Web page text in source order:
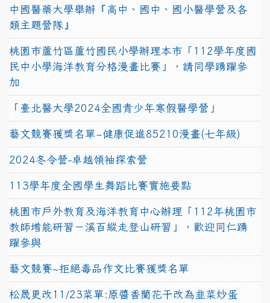
中國醫藥大學舉辦『高中、國中、國小醫學營及各
類主題營隊』
桃園市蘆竹區蘆竹國民小學辦理本市「112學年度國
民中小學海洋教育分格漫畫比賽」，請同學踴躍參
加
「臺北醫大學2024全國青少年寒假醫學營」
藝文競賽獲獎名單~健康促進85210漫畫(七年級)
2024冬令營-卓越領袖探索營
113學年度全國學生舞蹈比賽實施要點
桃園市戶外教育及海洋教育中心辦理「112年桃園市
教師增能研習－溪百縱走登山研習」，歡迎同仁踴
躍參與
藝文競賽~拒絕毒品作文比賽獲獎名單
松晟更改11/23菜單:原醬香蘭花干改為韭菜炒蛋